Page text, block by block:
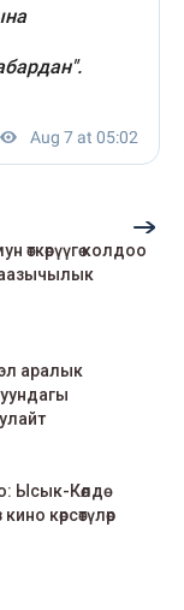
колдоо
ыраазычылык
аралык
Ысык-Көлдө
көрсөтүлөр